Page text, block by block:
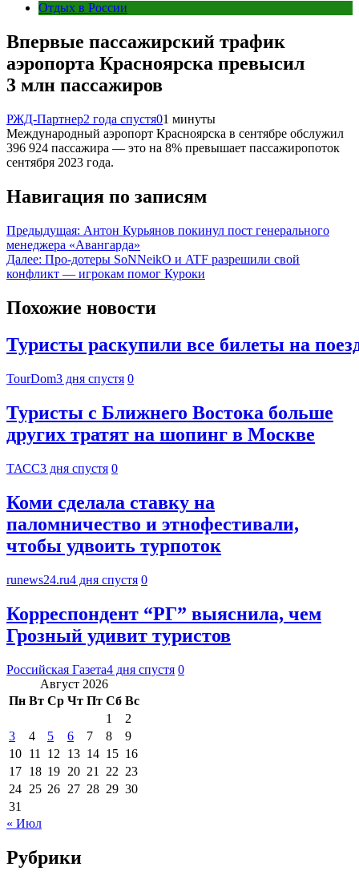
Отдых в России
Впервые пассажирский трафик
аэропорта Красноярска превысил
3 млн пассажиров
РЖД-Партнер2 года спустя01 минуты
Международный аэропорт Красноярска в сентябре обслужил
396 924 пассажира — это на 8% превышает пассажиропоток
сентября 2023 года.
Навигация по записям
Предыдущая: Антон Курьянов покинул пост генерального
менеджера «Авангарда»
Далее: Про-дотеры SoNNeikO и ATF разрешили свой
конфликт — игрокам помог Куроки
Похожие новости
Туристы раскупили все билеты на
TourDom3 дня спустя 0
Туристы с Ближнего Востока больше
других тратят на шопинг в Москве
ТАСС3 дня спустя 0
Коми сделала ставку на
паломничество и этнофестивали,
чтобы удвоить турпоток
runews24.ru4 дня спустя 0
Корреспондент “РГ” выяснила, чем
Грозный удивит туристов
Российская Газета4 дня спустя 0
Август 2026
Пн Вт Ср Чт Пт Сб Вс
1
2
3
4 5 6 7 8
9
10 11 12 13 14 15 16
17 18 19 20 21 22 23
24 25 26 27 28 29 30
31
« Июл
Рубрики